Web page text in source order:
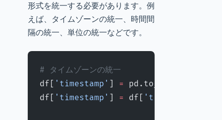
形式を統一する必要があります。例
えば、タイムゾーンの統一、時間間
隔の統一、単位の統一などです。
# タイムゾーンの統一
df[ 'timestamp' ] = pd.to_datetime(df[
df[ 'timestamp' ] = df[ 'timestamp'